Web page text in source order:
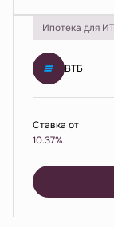
Ипотека для
ВТБ
Ставка от
10.37%